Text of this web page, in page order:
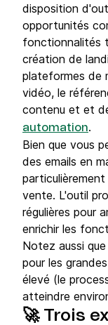
disposition
opportunités
fonctionnalités
création de
plateformes de
vidéo, le
contenu et et
automation.
Bien que vous
des emails en
vente. L'outil
régulières pour
enrichir les
Notez aussi
pour les
élevé (le
atteindre
🚀 Trois